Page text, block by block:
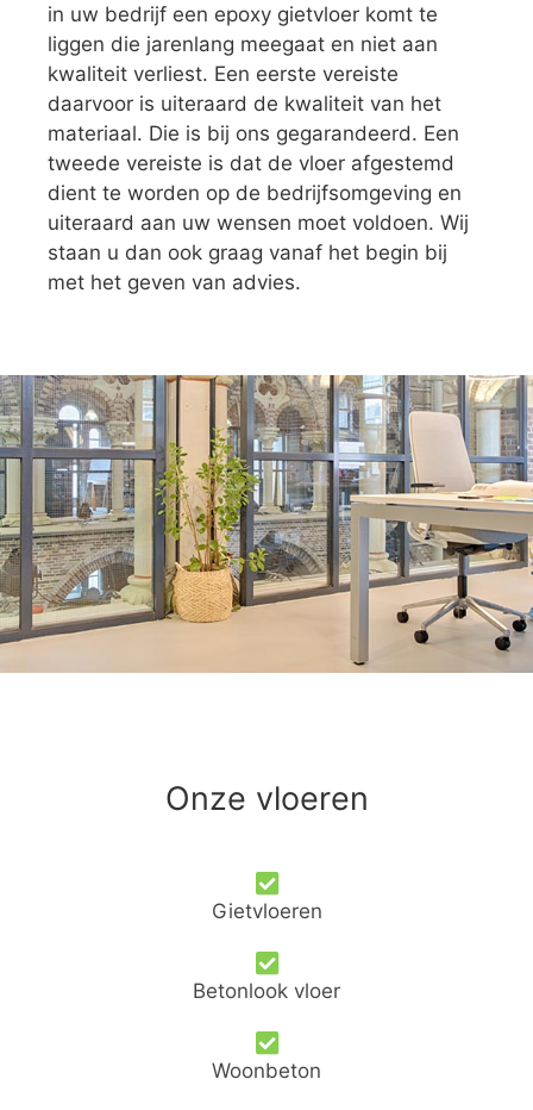
in uw bedrijf een epoxy gietvloer komt te
liggen die jarenlang meegaat en niet aan
kwaliteit verliest. Een eerste vereiste
daarvoor is uiteraard de kwaliteit van het
materiaal. Die is bij ons gegarandeerd. Een
tweede vereiste is dat de vloer afgestemd
dient te worden op de bedrijfsomgeving en
uiteraard aan uw wensen moet voldoen. Wij
staan u dan ook graag vanaf het begin bij
met het geven van advies.
Onze vloeren
Gietvloeren
Betonlook vloer
Woonbeton